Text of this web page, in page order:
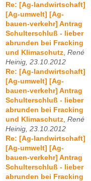
Re: [Ag-landwirtschaft]
[Ag-umwelt] [Ag-
bauen-verkehr] Antrag
Schulterschluß - lieber
abrunden bei Fracking
und Klimaschutz René
Heinig, 23.10.2012
Re: [Ag-landwirtschaft]
[Ag-umwelt] [Ag-
bauen-verkehr] Antrag
Schulterschluß - lieber
abrunden bei Fracking
und Klimaschutz René
Heinig, 23.10.2012
Re: [Ag-landwirtschaft]
[Ag-umwelt] [Ag-
bauen-verkehr] Antrag
Schulterschluß - lieber
abrunden bei Fracking